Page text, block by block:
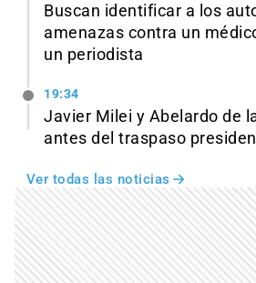
Buscan identificar a los
amenazas contra un
un periodista
19:34
Javier Milei y Abelardo de
antes del traspaso
Ver todas las noticias